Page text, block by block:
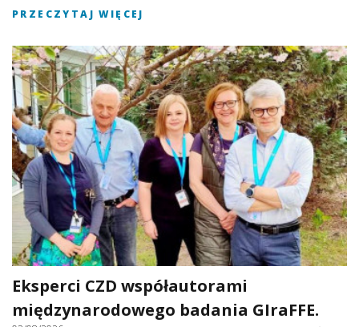
PRZECZYTAJ WIĘCEJ
Eksperci CZD współautorami
międzynarodowego badania GIraFFE.